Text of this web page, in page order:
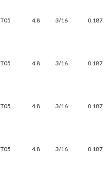
T05 4.8 3/16 0.187
T05 4.8 3/16 0.187
T05 4.8 3/16 0.187
T05 4.8 3/16 0.187